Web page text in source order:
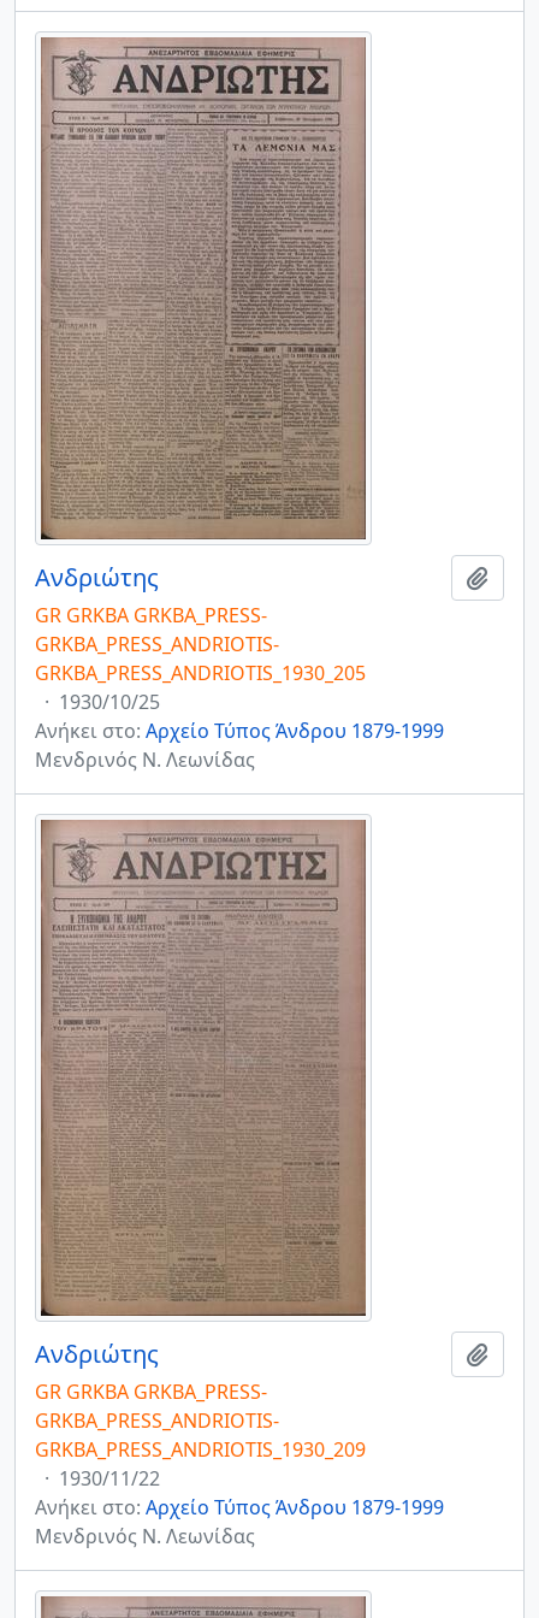
Ανδριώτης
GR GRKBA GRKBA_PRESS-
GRKBA_PRESS_ANDRIOTIS-
GRKBA_PRESS_ANDRIOTIS_1930_205
· 1930/10/25
Ανήκει στο: Αρχείο Τύπος Άνδρου 1879-1999
Μενδρινός Ν. Λεωνίδας
Ανδριώτης
GR GRKBA GRKBA_PRESS-
GRKBA_PRESS_ANDRIOTIS-
GRKBA_PRESS_ANDRIOTIS_1930_209
· 1930/11/22
Ανήκει στο: Αρχείο Τύπος Άνδρου 1879-1999
Μενδρινός Ν. Λεωνίδας